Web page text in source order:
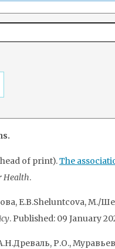
of print).The
Health.
Е.В.Sheluntcova, M./
. Published: 09 January
Р.О.,